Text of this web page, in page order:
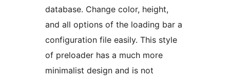
database. Change color, height,
and all options of the loading bar a
configuration file easily. This style
of preloader has a much more
minimalist design and is not